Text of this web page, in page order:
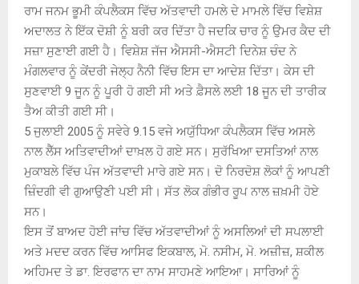
ਰਾਮ ਜਨਮ ਭੂਮੀ ਕੰਪਲੈਕਸ ਵਿੱਚ ਅੱਤਵਾਦੀ ਹਮਲੇ ਦੇ ਮਾਮਲੇ ਵਿੱਚ ਵਿਸ਼ੇਸ਼
ਅਦਾਲਤ ਨੇ ਇੱਕ ਦੋਸ਼ੀ ਨੂੰ ਬਰੀ ਕਰ ਦਿੱਤਾ ਹੈ ਜਦਕਿ ਚਾਰ ਨੂੰ ਉਮਰ ਕੈਦ ਦੀ
ਸਜ਼ਾ ਸੁਣਾਈ ਗਈ ਹੈ। ਵਿਸ਼ੇਸ਼ ਜੱਜ ਐਸਸੀ-ਐਸਟੀ ਦਿਨੇਸ਼ ਚੰਦ ਨੇ
ਮੰਗਲਵਾਰ ਨੂੰ ਕੇਂਦਰੀ ਜੇਲ੍ਹ ਨੈਨੀ ਵਿੱਚ ਇਸ ਦਾ ਆਦੇਸ਼ ਦਿੱਤਾ। ਕੇਸ ਦੀ
ਸੁਣਵਾਈ 9 ਜੂਨ ਨੂੰ ਪੂਰੀ ਹੋ ਗਈ ਸੀ ਅਤੇ ਫ਼ੈਸਲੇ ਲਈ 18 ਜੂਨ ਦੀ ਤਾਰੀਕ
ਤੈਅ ਕੀਤੀ ਗਈ ਸੀ।
5 ਜੁਲਾਈ 2005 ਨੂੰ ਸਵੇਰੇ 9.15 ਵਜੇ ਅਯੁੱਧਿਆ ਕੰਪਲੈਕਸ ਵਿੱਚ ਅਸਲੇ
ਨਾਲ ਲੈੱਸ ਅਤਿਵਾਦੀਆਂ ਦਾਖ਼ਲ ਹੋ ਗਏ ਸਨ। ਸੁਰੱਖਿਆ ਦਸਤਿਆਂ ਨਾਲ
ਮੁਕਾਬਲੇ ਵਿੱਚ ਪੰਜ ਅੱਤਵਾਦੀ ਮਾਰੇ ਗਏ ਸਨ। ਦੋ ਨਿਰਦੋਸ਼ ਲੋਕਾਂ ਨੂੰ ਆਪਣੀ
ਜ਼ਿੰਦਗੀ ਵੀ ਗੁਆਉਣੀ ਪਈ ਸੀ। ਸੱਤ ਲੋਕ ਗੰਭੀਰ ਰੂਪ ਨਾਲ ਜ਼ਖ਼ਮੀ ਹੋਏ
ਸਨ।
ਇਸ ਤੋਂ ਬਾਅਦ ਹੋਈ ਜਾਂਚ ਵਿੱਚ ਅੱਤਵਾਦੀਆਂ ਨੂੰ ਅਸਲਿਆਂ ਦੀ ਸਪਲਾਈ
ਅਤੇ ਮਦਦ ਕਰਨ ਵਿੱਚ ਆਸਿਫ ਇਕਬਾਲ, ਮੋ. ਨਸੀਮ, ਮੋ. ਅਜ਼ੀਜ਼, ਸ਼ਕੀਲ
ਅਹਿਮਦ ਤੇ ਡਾ. ਇਰਫਾਨ ਦਾ ਨਾਮ ਸਾਹਮਣੇ ਆਇਆ। ਸਾਰਿਆਂ ਨੂੰ